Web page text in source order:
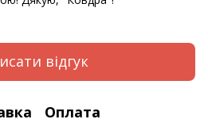
відгук
Оплата